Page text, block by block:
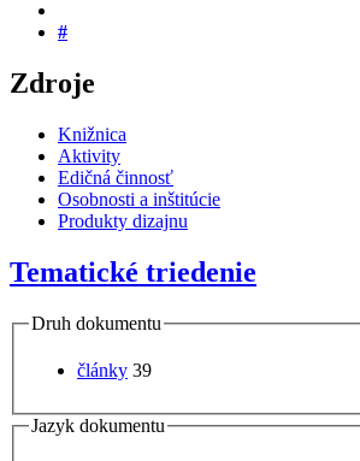
#
Zdroje
Knižnica
Aktivity
Edičná činnosť
Osobnosti a inštitúcie
Produkty dizajnu
Tematické triedenie
Druh dokumentu
články 39
Jazyk dokumentu